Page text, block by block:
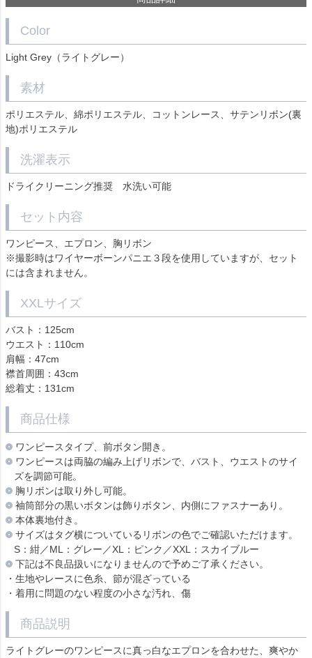
Color
Light Grey（ライトグレー）
素材
ポリエステル、綿ポリエステル、コットンレース、サテンリボン(裏
地)ポリエステル
洗濯表示
ドライクリーニング推奨 水洗い可能
セット内容
ワンピース、エプロン、胸リボン
※撮影時はワイヤーボーンパニエ３段を使用していますが、セット
には含まれません。
XXLサイズ
バスト：125cm
ウエスト：110cm
肩幅：47cm
襟首周囲：43cm
総着丈：131cm
商品仕様
ワンピースタイプ、前ボタン開き。
ワンピースは両脇の編み上げリボンで、バスト、ウエストのサイ
ズを調節可能。
胸リボンは取り外し可能。
袖筒部分の黒いボタンは飾りボタン、内側にファスナーあり。
本体裏地付き。
サイズはタグ横についているリボンの色でご確認いただけます。
S：紺／ML：グレー／XL：ピンク／XXL：スカイブルー
下記は不良品扱いになりませんので予めご了承ください。
・生地やレースに色糸、節が混ざっている
・着用に問題のない程度の小さな汚れ、傷
商品説明
ライトグレーのワンピースに真っ白なエプロンを合わせた、爽やか